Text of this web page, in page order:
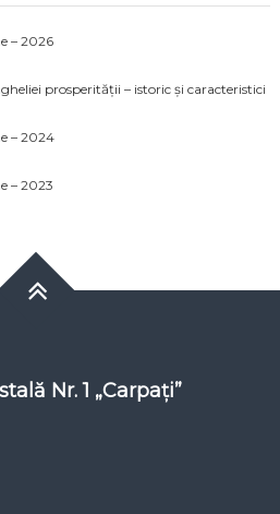
– 2026
prosperității – istoric și caracteristici
– 2024
– 2023
Nr. 1 „Carpați”